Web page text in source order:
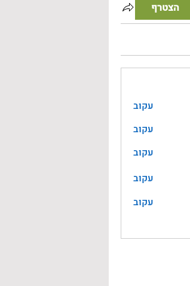
הצטרף
עקוב
עקוב
עקוב
עקוב
עקוב